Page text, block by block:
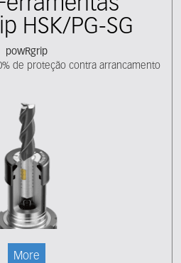
HSK/PG-SG
powRgrip
de proteção contra arrancamento
More